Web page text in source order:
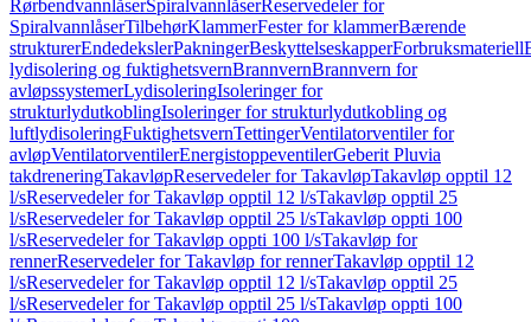
RørbendvannlåserSpiralvannlåserReservedeler for
SpiralvannlåserTilbehørKlammerFester for klammerBærende
strukturerEndedekslerPakningerBeskyttelseskapperForbruksmateriell
lydisolering og fuktighetsvernBrannvernBrannvern for
avløpssystemerLydisoleringIsoleringer for
strukturlydutkoblingIsoleringer for strukturlydutkobling og
luftlydisoleringFuktighetsvernTettingerVentilatorventiler for
avløpVentilatorventilerEnergistoppeventilerGeberit Pluvia
takdreneringTakavløpReservedeler for TakavløpTakavløp opptil 12
l/sReservedeler for Takavløp opptil 12 l/sTakavløp opptil 25
l/sReservedeler for Takavløp opptil 25 l/sTakavløp oppti 100
l/sReservedeler for Takavløp oppti 100 l/sTakavløp for
rennerReservedeler for Takavløp for rennerTakavløp opptil 12
l/sReservedeler for Takavløp opptil 12 l/sTakavløp opptil 25
l/sReservedeler for Takavløp opptil 25 l/sTakavløp oppti 100